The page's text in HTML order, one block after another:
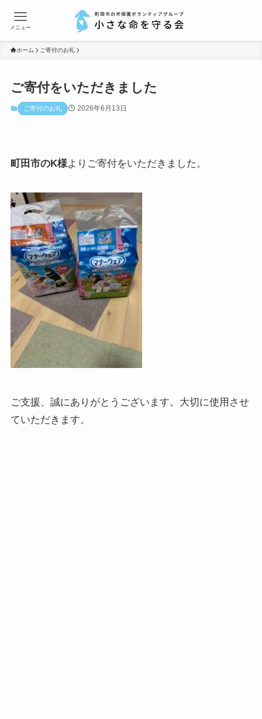
メニュー
ホーム ご寄付のお礼
ご寄付をいただきました
ご寄付のお礼 2026年6月13日
町田市のK様よりご寄付をいただきました。
ご支援、誠にありがとうございます。大切に使用させ
ていただきます。